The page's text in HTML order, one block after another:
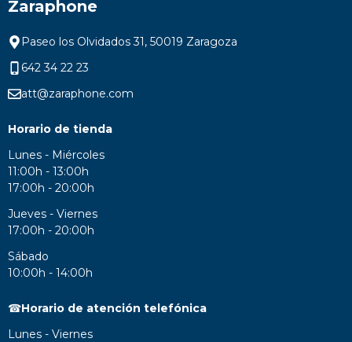
Zaraphone
Paseo los Olvidados 31, 50019 Zaragoza
642 34 22 23
att@zaraphone.com
Horario de tienda
Lunes - Miércoles
11:00h - 13:00h
17:00h - 20:00h
Jueves - Viernes
17:00h - 20:00h
Sábado
10:00h - 14:00h
☎Horario de atención telefónica
Lunes - Viernes